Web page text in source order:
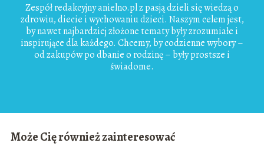
Zespół redakcyjny anielno.pl z pasją dzieli się wiedzą o
zdrowiu, diecie i wychowaniu dzieci. Naszym celem jest,
by nawet najbardziej złożone tematy były zrozumiałe i
inspirujące dla każdego. Chcemy, by codzienne wybory –
od zakupów po dbanie o rodzinę – były prostsze i
świadome.
Może Cię również zainteresować